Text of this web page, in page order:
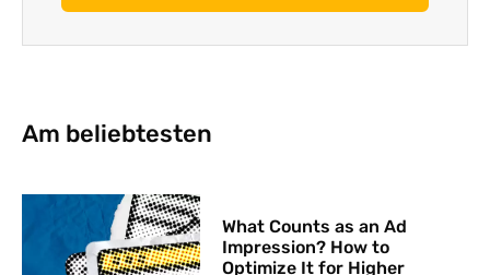
Am beliebtesten
What Counts as an Ad
Impression? How to
Optimize It for Higher